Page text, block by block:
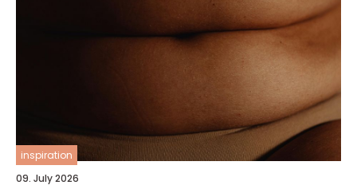
inspiration
09. July 2026